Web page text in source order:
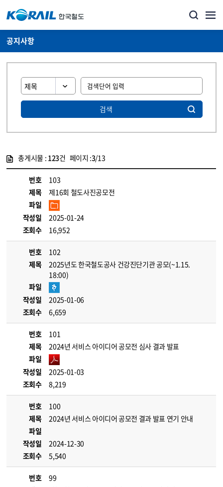
공지사항
검색
총게시물 : 123건 페이지 :3/13
번호
103
제목
제16회 철도사진공모전
파일
작성일
2025-01-24
조회수
16,952
번호
102
제목
2025년도 한국철도공사 건강진단기관 공모(~1.15.
18:00)
파일
작성일
2025-01-06
조회수
6,659
번호
101
제목
2024년 서비스 아이디어 공모전 심사 결과 발표
파일
작성일
2025-01-03
조회수
8,219
번호
100
제목
2024년 서비스 아이디어 공모전 결과 발표 연기 안내
파일
작성일
2024-12-30
조회수
5,540
번호
99